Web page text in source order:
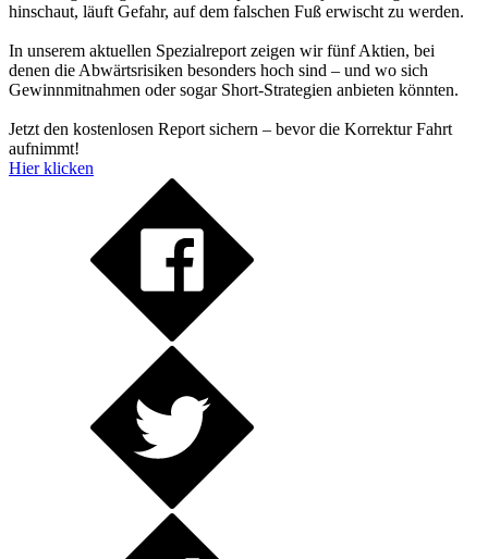
hinschaut, läuft Gefahr, auf dem falschen Fuß erwischt zu werden.
In unserem aktuellen Spezialreport zeigen wir fünf Aktien, bei
denen die Abwärtsrisiken besonders hoch sind – und wo sich
Gewinnmitnahmen oder sogar Short-Strategien anbieten könnten.
Jetzt den kostenlosen Report sichern – bevor die Korrektur Fahrt
aufnimmt!
Hier klicken